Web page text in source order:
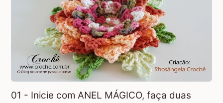
01 - Inicie com ANEL MÁGICO, faça duas